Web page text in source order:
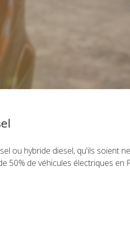
ou hybride diesel, qu'ils soient
50% de véhicules électriques en